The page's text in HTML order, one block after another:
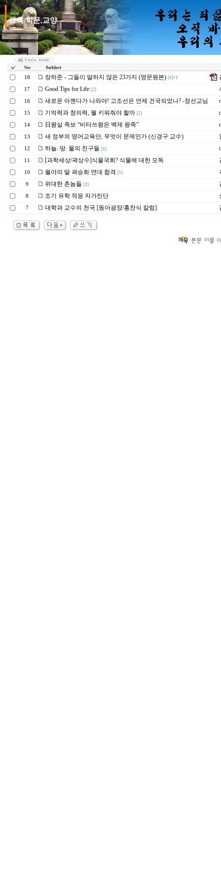
edu
교육/학문,교양
18 장하준 - 그들이 말하지 않은 23가지 (영문원본) [4]+1
17 Good Tips for Life [2]
16 새로운 아젠다가 나와야! 고조선은 언제 건국되었나? -정선교님
15 기억력과 창의력, 뭘 키워줘야 할까 [2]
14 日왕실 족보 “비타쓰왕은 백제 왕족”
13 새 정부의 영어교육안, 무엇이 문제인가 (신경구 교수)
12 하늘. 땅. 물의 친구들 [1]
11 [과학세상/곽상수]식물국회? 식물에 대한 모독
10 월야의 딸 곽승희 연대 합격 [1]
9 위대한 촌놈들 [2]
8 조기 유학 적응 자가진단
7 대학과 교수의 천국 [동아광장/홍찬식 칼럼]